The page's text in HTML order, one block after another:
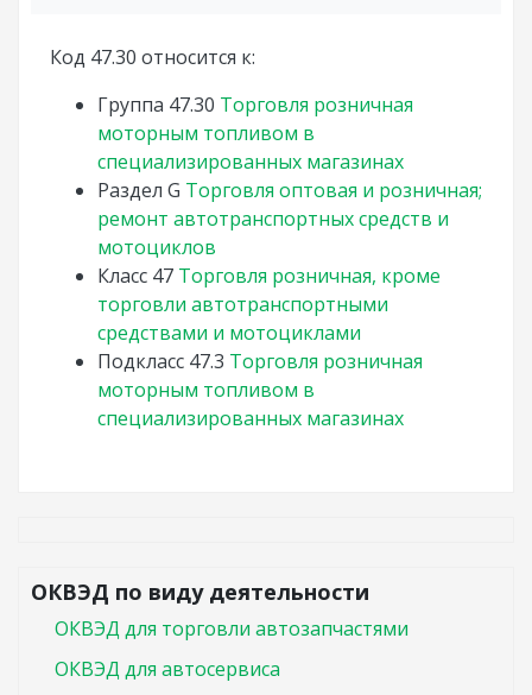
Код 47.30 относится к:
Группа 47.30 Торговля розничная
моторным топливом в
специализированных магазинах
Раздел G Торговля оптовая и розничная;
ремонт автотранспортных средств и
мотоциклов
Класс 47 Торговля розничная, кроме
торговли автотранспортными
средствами и мотоциклами
Подкласс 47.3 Торговля розничная
моторным топливом в
специализированных магазинах
ОКВЭД по виду деятельности
ОКВЭД для торговли автозапчастями
ОКВЭД для автосервиса